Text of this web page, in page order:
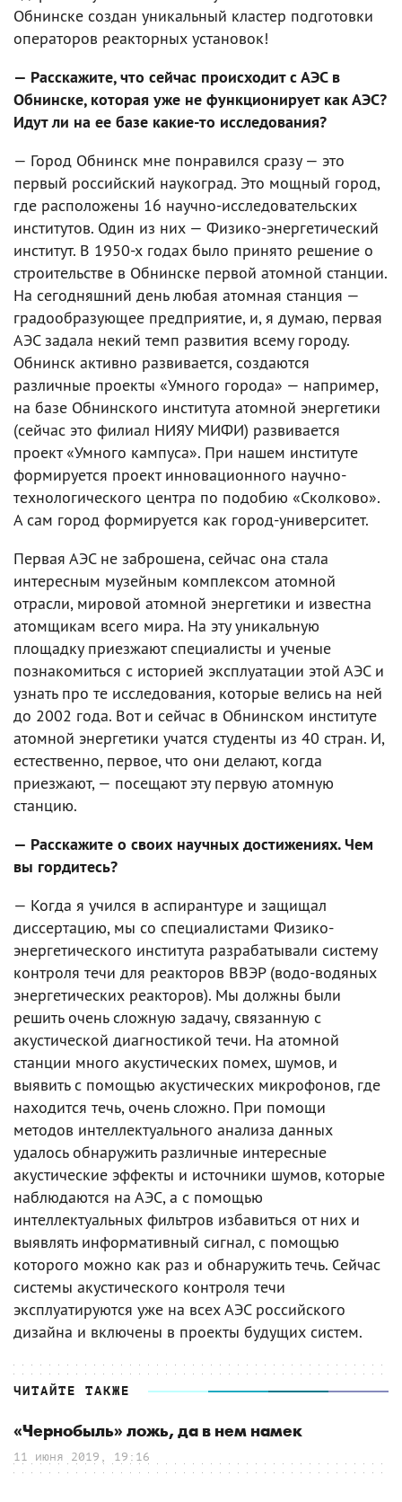
Обнинске создан уникальный кластер подготовки
операторов реакторных установок!
— Расскажите, что сейчас происходит с АЭС в
Обнинске, которая уже не функционирует как АЭС?
Идут ли на ее базе какие-то исследования?
— Город Обнинск мне понравился сразу — это
первый российский наукоград. Это мощный город,
где расположены 16 научно-исследовательских
институтов. Один из них — Физико-энергетический
институт. В 1950-х годах было принято решение о
строительстве в Обнинске первой атомной станции.
На сегодняшний день любая атомная станция —
градообразующее предприятие, и, я думаю, первая
АЭС задала некий темп развития всему городу.
Обнинск активно развивается, создаются
различные проекты «Умного города» — например,
на базе Обнинского института атомной энергетики
(сейчас это филиал НИЯУ МИФИ) развивается
проект «Умного кампуса». При нашем институте
формируется проект инновационного научно-
технологического центра по подобию «Сколково».
А сам город формируется как город-университет.
Первая АЭС не заброшена, сейчас она стала
интересным музейным комплексом атомной
отрасли, мировой атомной энергетики и известна
атомщикам всего мира. На эту уникальную
площадку приезжают специалисты и ученые
познакомиться с историей эксплуатации этой АЭС и
узнать про те исследования, которые велись на ней
до 2002 года. Вот и сейчас в Обнинском институте
атомной энергетики учатся студенты из 40 стран. И,
естественно, первое, что они делают, когда
приезжают, — посещают эту первую атомную
станцию.
— Расскажите о своих научных достижениях. Чем
вы гордитесь?
— Когда я учился в аспирантуре и защищал
диссертацию, мы со специалистами Физико-
энергетического института разрабатывали систему
контроля течи для реакторов ВВЭР (водо-водяных
энергетических реакторов). Мы должны были
решить очень сложную задачу, связанную с
акустической диагностикой течи. На атомной
станции много акустических помех, шумов, и
выявить с помощью акустических микрофонов, где
находится течь, очень сложно. При помощи
методов интеллектуального анализа данных
удалось обнаружить различные интересные
акустические эффекты и источники шумов, которые
наблюдаются на АЭС, а с помощью
интеллектуальных фильтров избавиться от них и
выявлять информативный сигнал, с помощью
которого можно как раз и обнаружить течь. Сейчас
системы акустического контроля течи
эксплуатируются уже на всех АЭС российского
дизайна и включены в проекты будущих систем.
ЧИТАЙТЕ ТАКЖЕ
«Чернобыль» ложь, да в нем намек
11 июня 2019, 19:16